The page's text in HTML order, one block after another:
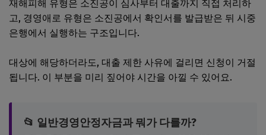
재해피해 유형은 소진공이 심사부터 대출까지 직접 처리하
고, 경영애로 유형은 소진공에서 확인서를 발급받은 뒤 시중
은행에서 실행하는 구조입니다.
대상에 해당하더라도, 대출 제한 사유에 걸리면 신청이 거절
됩니다. 이 부분을 미리 짚어야 시간을 아낄 수 있어요.
📂 일반경영안정자금과 뭐가 다를까?